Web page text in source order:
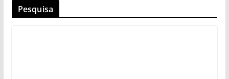
Pesquisa